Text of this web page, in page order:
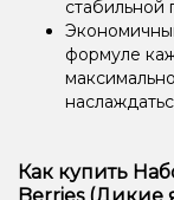
стабильной
формуле
Как купить